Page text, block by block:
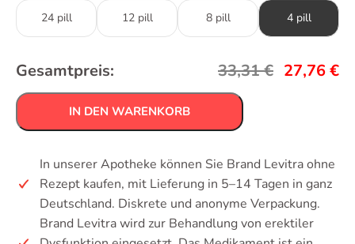
24 pill 12 pill 8 pill 4 pill
Gesamtpreis: 33,31€ 27,76€
IN DEN WARENKORB
In unserer Apotheke können Sie Brand Levitra ohne
Rezept kaufen, mit Lieferung in 5–14 Tagen in ganz
Deutschland. Diskrete und anonyme Verpackung.
Brand Levitra wird zur Behandlung von erektiler